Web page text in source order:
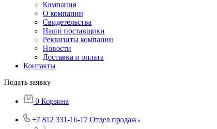
Компания
О компании
Свидетельства
Наши поставщики
Реквизиты компании
Новости
Доставка и оплата
Контакты
Подать заявку
0 Корзина
+7 812 331-16-17 Отдел продаж